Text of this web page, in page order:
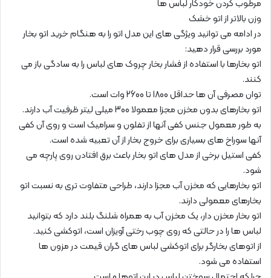
مرطوب کردن خودکار لباس ها
وزن بالاتر از اتو خشک
در ادامه می توانید ویژگی های این مدل اتو را به هنگام خرید اتو بخار
مورد بررسی قرار دهید:
اتو بخارها با استفاده از فشار بخار چروک های لباس را به سادگی باز می
کنند.
توان مصرفی آن ها حداقل 1800 تا 2600 وات است.
اتو بخارهای بدون مخزن مجزا معمولا 300 میلی لیتر ظرفیت آب دارند.
به طور معمول جنس کفی آنها از تفلون و سرامیک است و روی آن کفی
آنها سوراخ های بسیاری برای خروج بخار از آن تعبیه شده است.
کفی استیل برخی از مدل های اتو بخار باعث برق افتادن روی پارچه می
شود.
اتو بخارهایی که مخزن آب مجزا دارند، طراحی متفاوت تری به نسبت اتو
بخارهای معمولی دارند.
اتو بخار مخزن دار، یک مخزن آب به همراه شلنگ بلند دارد که بتوانید
لباس ها را در حالتی که روی چوب رختی آویزان است، اتوکشی کنید.
از اتوهای بخارگر برای اتوکشی لباس های گران قیمت در مزون ها
استفاده می شود.